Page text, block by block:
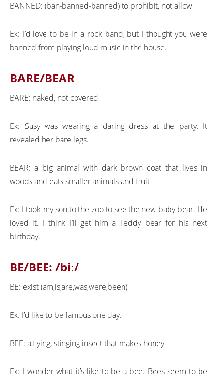
BANNED: (ban-banned-banned) to prohibit, not allow
Ex: I’d love to be in a rock band, but I thought you were
banned from playing loud music in the house.
BARE/BEAR
BARE: naked, not covered
Ex: Susy was wearing a daring dress at the party. It
revealed her bare legs.
BEAR: a big animal with dark brown coat that lives in
woods and eats smaller animals and fruit
Ex: I took my son to the zoo to see the new baby bear. He
loved it. I think I’ll get him a Teddy bear for his next
birthday.
BE/BEE: /biː/
BE: exist (am,is,are,was,were,been)
Ex: I’d like to be famous one day.
BEE: a flying, stinging insect that makes honey
Ex: I wonder what it’s like to be a bee. Bees seem to be